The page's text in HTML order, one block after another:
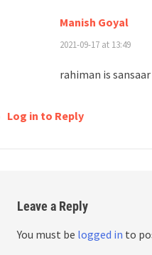
Manish Goyal
2021-09-17 at 13:49
rahiman is
Log in to Reply
Leave a Reply
You must be logged in to